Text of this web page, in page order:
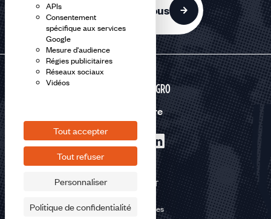
APIs
Consentement
spécifique aux services
Google
Mesure d'audience
Régies publicitaires
Réseaux sociaux
Vidéos
Tout accepter
Tout refuser
Personnaliser
Politique de confidentialité
Contactez-nous
AGRI-AGRO
Nous suivre
©2026 CFDT
Mentions légales